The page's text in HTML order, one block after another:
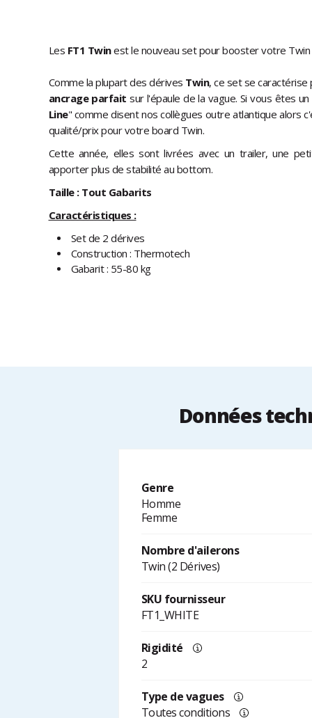
Les FT1 Twinest le nouveau set pour booster votre
Comme la plupart des dérives Twin, ce set se
ancrage parfait sur l'épaule de la vague. Si vous êtes
Line" comme disent nos collègues outre atlantique alors
qualité/prix pour votre board Twin.
Cette année, elles sont livrées avec un trailer, une
apporter plus de stabilité au bottom.
Taille : Tout Gabarits
Caractéristiques :
Set de 2 dérives
Construction : Thermotech
Gabarit : 55-80 kg
Données
Genre
Homme
Femme
Nombre d'ailerons
Twin (2 Dérives)
SKU fournisseur
FT1_WHITE
Rigidité
2
Type de vagues
Toutes conditions